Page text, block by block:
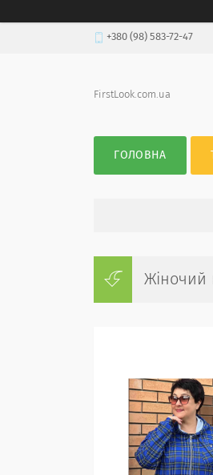
+380 (98) 583-72-47
FirstLook.com.ua
ГОЛОВНА
Жіночий